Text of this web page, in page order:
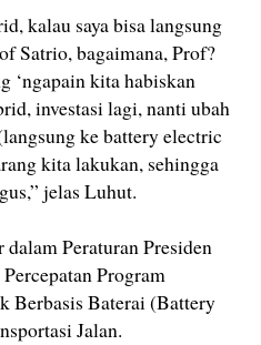
kalau saya bisa langsung
Satrio, bagaimana, Prof?
‘ngapain kita habiskan
investasi lagi, nanti ubah
ke battery electric
kita lakukan, sehingga
jelas Luhut.
Peraturan Presiden
Program
Berbasis Baterai (Battery
Jalan.